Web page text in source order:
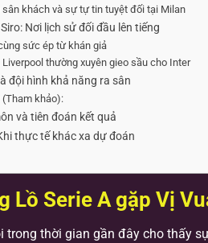
sân khách và sự tự tin tuyệt đối tại Milan
Nơi lịch sử đối đầu lên tiếng
sức ép từ khán giả
thường xuyên gieo sầu cho Inter
đội hình khả năng ra sân
khảo):
và tiên đoán kết quả
thực tế khác xa dự đoán
Lồ Serie A gặp Vị
trong thời gian gần đây cho thấy